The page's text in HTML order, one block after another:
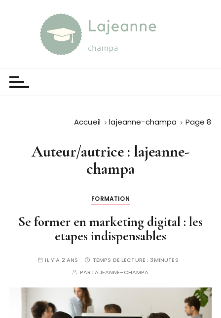
Accueil lajeanne-champa Page 8
Auteur/autrice : lajeanne-
champa
FORMATION
Se former en marketing digital : les
etapes indispensables
IL Y'A 2 ANS TEMPS DE LECTURE : 3MINUTES
PARLAJEANNE-CHAMPA